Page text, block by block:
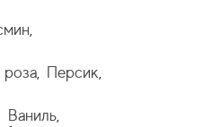
,
роза, Персик,
Ваниль,